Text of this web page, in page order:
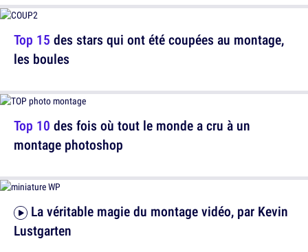
Top 15 des stars qui ont été coupées au montage,
les boules
Lustgarten
Top 10 des fois où tout le monde a cru à un
montage photoshop